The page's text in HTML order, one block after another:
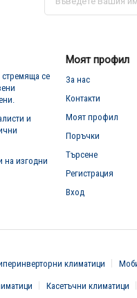
за
се
и
на изгодни
Моят профил
За нас
Контакти
Моят профил
Поръчки
Търсене
Регистрация
Вход
климатици
Касетъчни климатици